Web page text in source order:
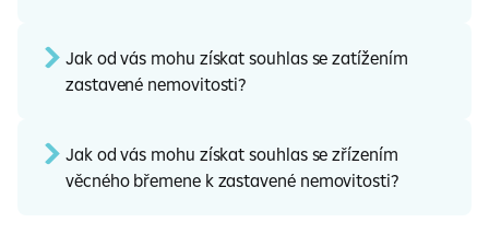
Jak od vás mohu získat souhlas se zatížením
zastavené nemovitosti?
Jak od vás mohu získat souhlas se zřízením
věcného břemene k zastavené nemovitosti?